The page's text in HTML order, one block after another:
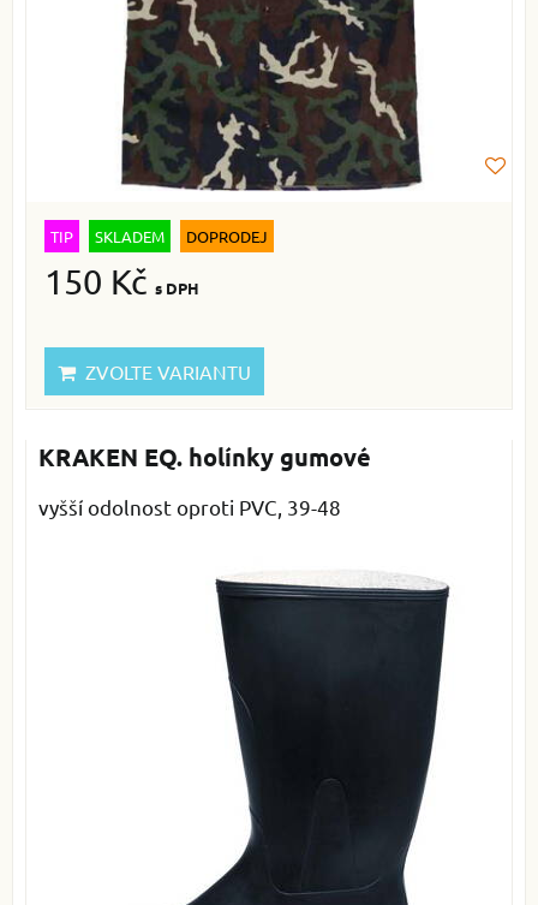
TIP SKLADEM DOPRODEJ
150 Kč s DPH
ZVOLTE VARIANTU
KRAKEN EQ. holínky gumové
vyšší odolnost oproti PVC, 39-48